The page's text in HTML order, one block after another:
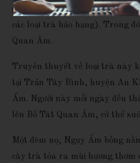
gọi với cái tên "Trà Thụ Lương
các loại trà hảo hạng). Trong
Quan Âm.
Truyền thuyết về loại trà này
tại Trấn Tây Bình, huyện An
Ấm. Người này mỗi ngày đều
lên Bồ Tát Quan Âm, cứ thế
Một đêm nọ, Ngụy Ấm bỗng
cây trà tỏa ra mùi hương thơm